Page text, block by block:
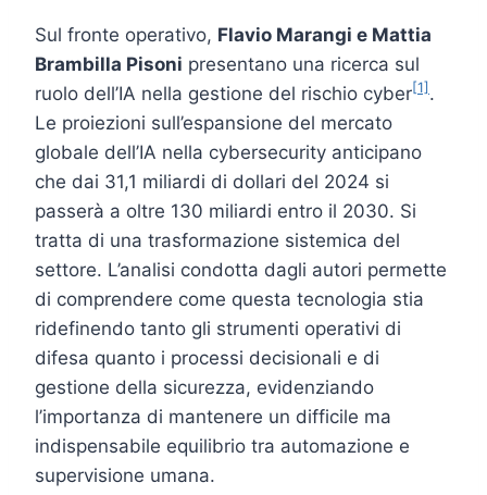
Sul fronte operativo, Flavio Marangi e Mattia
Brambilla Pisoni presentano una ricerca sul
ruolo dell’IA nella gestione del rischio cyber[1] .
Le proiezioni sull’espansione del mercato
globale dell’IA nella cybersecurity anticipano
che dai 31,1 miliardi di dollari del 2024 si
passerà a oltre 130 miliardi entro il 2030. Si
tratta di una trasformazione sistemica del
settore. L’analisi condotta dagli autori permette
di comprendere come questa tecnologia stia
ridefinendo tanto gli strumenti operativi di
difesa quanto i processi decisionali e di
gestione della sicurezza, evidenziando
l’importanza di mantenere un difficile ma
indispensabile equilibrio tra automazione e
supervisione umana.